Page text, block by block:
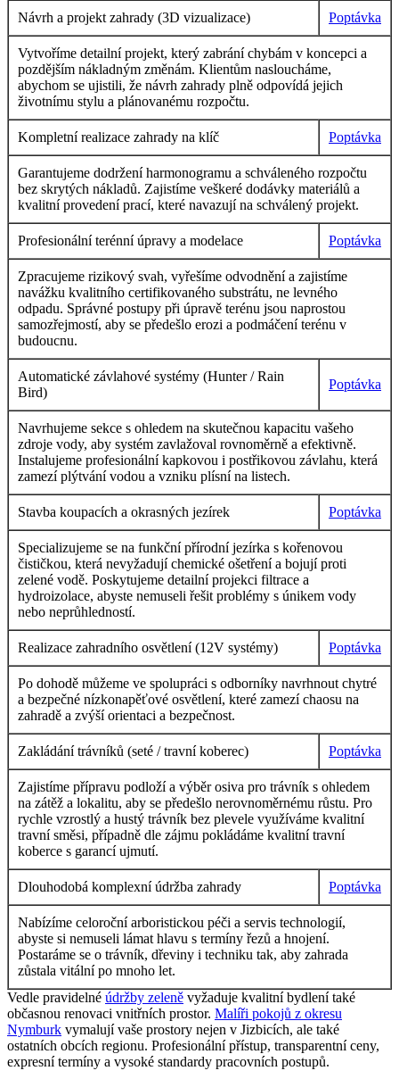
Návrh a projekt zahrady (3D vizualizace)
Poptávka
Vytvoříme detailní projekt, který zabrání chybám v koncepci a
pozdějším nákladným změnám. Klientům nasloucháme,
abychom se ujistili, že návrh zahrady plně odpovídá jejich
životnímu stylu a plánovanému rozpočtu.
Kompletní realizace zahrady na klíč Poptávka
Garantujeme dodržení harmonogramu a schváleného rozpočtu
bez skrytých nákladů. Zajistíme veškeré dodávky materiálů a
kvalitní provedení prací, které navazují na schválený projekt.
Profesionální terénní úpravy a modelace Poptávka
Zpracujeme rizikový svah, vyřešíme odvodnění a zajistíme
navážku kvalitního certifikovaného substrátu, ne levného
odpadu. Správné postupy při úpravě terénu jsou naprostou
samozřejmostí, aby se předešlo erozi a podmáčení terénu v
budoucnu.
Automatické závlahové systémy (Hunter / Rain
Bird)
Poptávka
Navrhujeme sekce s ohledem na skutečnou kapacitu vašeho
zdroje vody, aby systém zavlažoval rovnoměrně a efektivně.
Instalujeme profesionální kapkovou i postřikovou závlahu, která
zamezí plýtvání vodou a vzniku plísní na listech.
Stavba koupacích a okrasných jezírek Poptávka
Specializujeme se na funkční přírodní jezírka s kořenovou
čističkou, která nevyžadují chemické ošetření a bojují proti
zelené vodě. Poskytujeme detailní projekci filtrace a
hydroizolace, abyste nemuseli řešit problémy s únikem vody
nebo neprůhledností.
Realizace zahradního osvětlení (12V systémy) Poptávka
Po dohodě můžeme ve spolupráci s odborníky navrhnout chytré
a bezpečné nízkonapěťové osvětlení, které zamezí chaosu na
zahradě a zvýší orientaci a bezpečnost.
Zakládání trávníků (seté / travní koberec) Poptávka
Zajistíme přípravu podloží a výběr osiva pro trávník s ohledem
na zátěž a lokalitu, aby se předešlo nerovnoměrnému růstu. Pro
rychle vzrostlý a hustý trávník bez plevele využíváme kvalitní
travní směsi, případně dle zájmu pokládáme kvalitní travní
koberce s garancí ujmutí.
Dlouhodobá komplexní údržba zahrady Poptávka
Nabízíme celoroční arboristickou péči a servis technologií,
abyste si nemuseli lámat hlavu s termíny řezů a hnojení.
Postaráme se o trávník, dřeviny i techniku tak, aby zahrada
zůstala vitální po mnoho let.
Vedle pravidelné údržby zeleně vyžaduje kvalitní bydlení také
občasnou renovaci vnitřních prostor. Malíři pokojů z okresu
Nymburk vymalují vaše prostory nejen v Jizbicích, ale také
ostatních obcích regionu. Profesionální přístup, transparentní ceny,
expresní termíny a vysoké standardy pracovních postupů.